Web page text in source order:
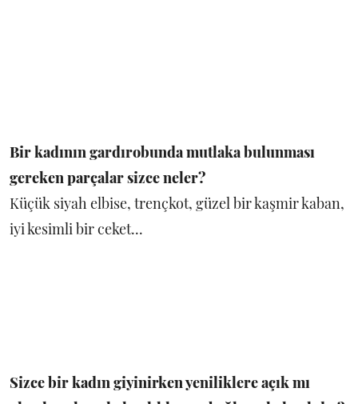
Bir kadının gardırobunda mutlaka bulunması
gereken parçalar sizce neler?
Küçük siyah elbise, trençkot, güzel bir kaşmir kaban,
iyi kesimli bir ceket...
Sizce bir kadın giyinirken yeniliklere açık mı